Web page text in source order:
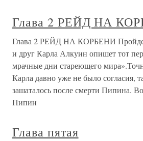
Глава 2 РЕЙД НА
Глава 2 РЕЙД НА КОРБЕНИ
и друг Карла Алкуин опишет тот
мрачные дни стареющего
Карла давно уже не было согласия,
зашаталось после смерти Пипина.
Пипин
Глава пятая